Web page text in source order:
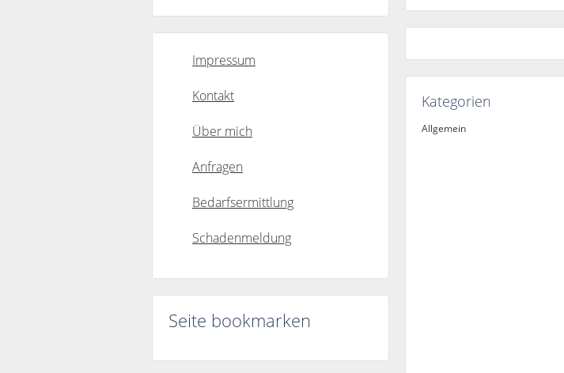
Impressum
Kontakt
Über mich
Anfragen
Bedarfsermittlung
Schadenmeldung
Seite bookmarken
Kategorien
Allgemein